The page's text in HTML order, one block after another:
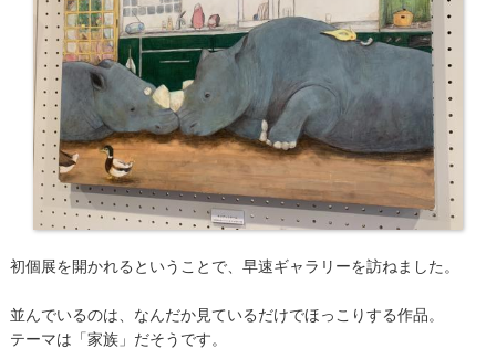
初個展を開かれるということで、早速ギャラリーを訪ねました。
並んでいるのは、なんだか見ているだけでほっこりする作品。
テーマは「家族」だそうです。